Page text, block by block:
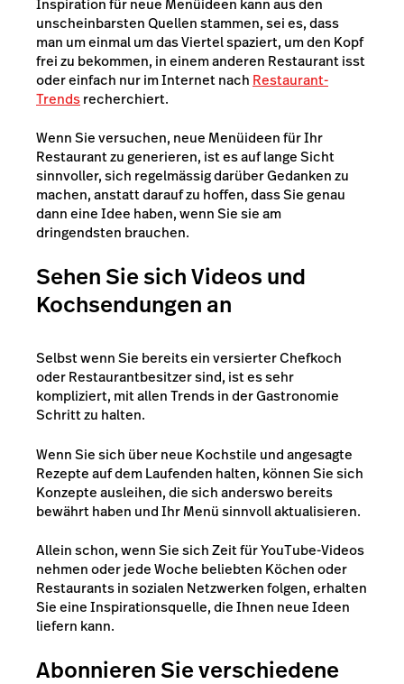
unscheinbarsten Quellen stammen, sei es, dass
man um einmal um das Viertel spaziert, um den Kopf
frei zu bekommen, in einem anderen Restaurant isst
oder einfach nur im Internet nach Restaurant-
Trendsrecherchiert.
Wenn Sie versuchen, neue Menüideen für Ihr
Restaurant zu generieren, ist es auf lange Sicht
sinnvoller, sich regelmässig darüber Gedanken zu
machen, anstatt darauf zu hoffen, dass Sie genau
dann eine Idee haben, wenn Sie sie am
dringendsten brauchen.
Sehen Sie sich Videos und
Kochsendungen an
Selbst wenn Sie bereits ein versierter Chefkoch
oder Restaurantbesitzer sind, ist es sehr
kompliziert, mit allen Trends in der Gastronomie
Schritt zu halten.
Wenn Sie sich über neue Kochstile und angesagte
Rezepte auf dem Laufenden halten, können Sie sich
Konzepte ausleihen, die sich anderswo bereits
bewährt haben und Ihr Menü sinnvoll aktualisieren.
Allein schon, wenn Sie sich Zeit für YouTube-Videos
nehmen oder jede Woche beliebten Köchen oder
Restaurants in sozialen Netzwerken folgen, erhalten
Sie eine Inspirationsquelle, die Ihnen neue Ideen
liefern kann.
Abonnieren Sie verschiedene